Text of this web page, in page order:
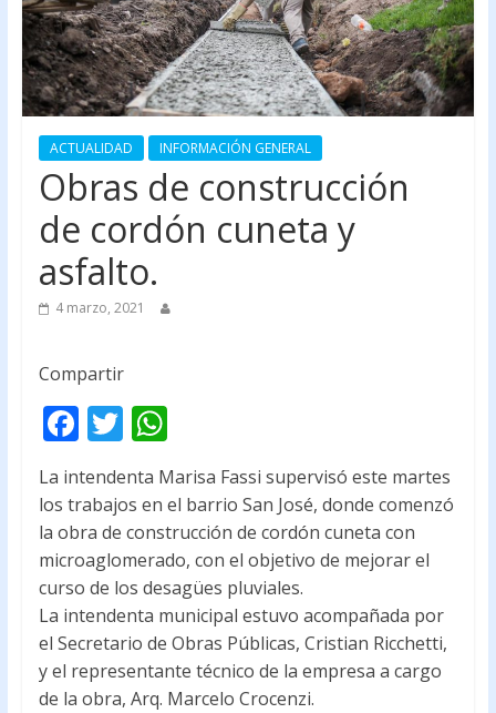
ACTUALIDAD INFORMACIÓN GENERAL
Obras de construcción
de cordón cuneta y
asfalto.
4 marzo, 2021
Compartir
F
ac
e
b
o
o
k
T
w
itt
er
W
h
at
s
A
p
p
La intendenta Marisa Fassi supervisó este martes
los trabajos en el barrio San José, donde comenzó
la obra de construcción de cordón cuneta con
microaglomerado, con el objetivo de mejorar el
curso de los desagües pluviales.
La intendenta municipal estuvo acompañada por
el Secretario de Obras Públicas, Cristian Ricchetti,
y el representante técnico de la empresa a cargo
de la obra, Arq. Marcelo Crocenzi.